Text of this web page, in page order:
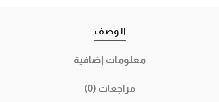
الوصف
معلومات إضافية
مراجعات (0)